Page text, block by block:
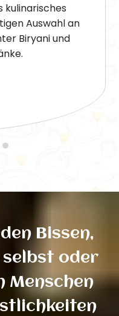
kulinarisches
Auswahl an
Biryani und
Bissen,
selbst oder
Menschen